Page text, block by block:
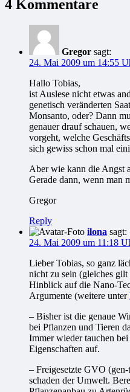
4 Kommentare
Gregor sagt:
24. Mai 2009 um 14:55
Hallo Tobias,
ist Auslese nicht etwas
genetisch veränderten
Monsanto, oder? Dann
genauer drauf schauen,
vorgeht, welche
sich gewiss schon mal
Aber wie kann die Angst
Gerade dann, wenn man
Gregor
Reply
ilona sagt:
24. Mai 2009 um 11:18
Lieber Tobias, so ganz
nicht zu sein (gleiches
Hinblick auf die Nano-
Argumente (weitere unter
– Bisher ist die genaue
bei Pflanzen und Tieren
Immer wieder tauchen
Eigenschaften auf.
– Freigesetzte GVO
schaden der Umwelt.